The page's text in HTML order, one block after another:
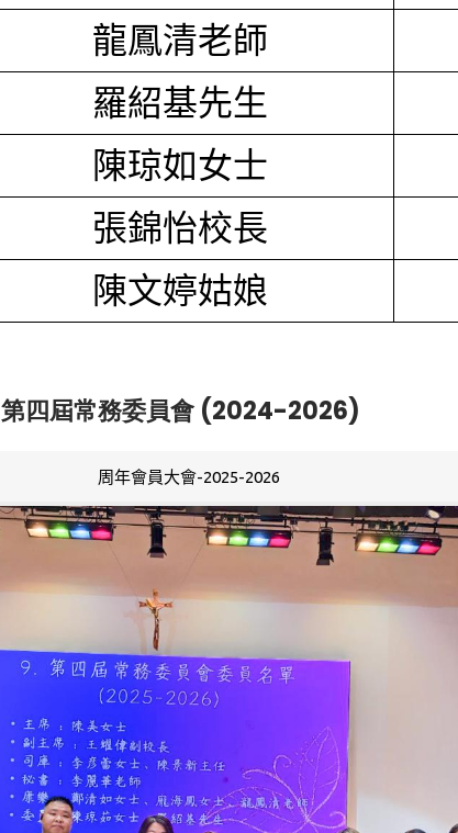
龍鳳清老師
羅紹基先生
陳琼如女士
張錦怡校長
陳文婷姑娘
第四屆常務委員會 (2024-2026)
周年會員大會-2025-2026